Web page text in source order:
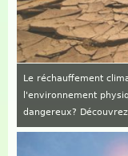
Le réchauffement
l'environnement
dangereux?